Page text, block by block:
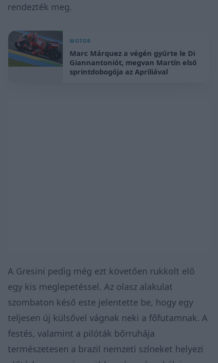
rendezték meg.
MOTOR
Marc Márquez a végén gyűrte le Di
Giannantoniót, megvan Martín első
sprintdobogója az Apriliával
A Gresini pedig még ezt követően rukkolt elő
egy kis meglepetéssel. Az olasz alakulat
szombaton késő este jelentette be, hogy egy
teljesen új külsővel vágnak neki a főfutamnak. A
festés, valamint a pilóták bőrruhája
természetesen a brazil nemzeti színeket helyezi